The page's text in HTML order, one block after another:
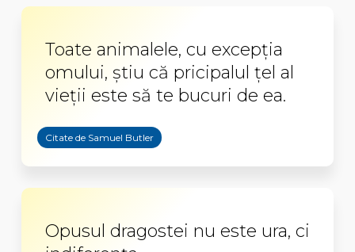
Toate animalele, cu excepţia
omului, ştiu că pricipalul ţel al
vieţii este să te bucuri de ea.
Citate de Samuel Butler
Opusul dragostei nu este ura, ci